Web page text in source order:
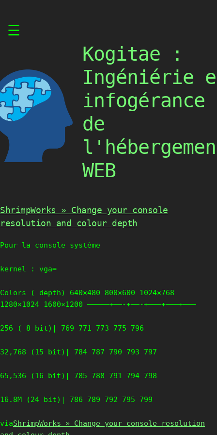
☰
Kogitae :
Ingéniérie
infogérance
de
WEB
ShrimpWorks » Change your console
resolution and colour depth
Pour la console système
kernel : vga=
Colors ( depth) 640×480 800×600 1024×768
1280×1024 1600×1200 —————+——-+——-+——–+———+———
256 ( 8 bit)| 769 771 773 775 796
32,768 (15 bit)| 784 787 790 793 797
65,536 (16 bit)| 785 788 791 794 798
16.8M (24 bit)| 786 789 792 795 799
viaShrimpWorks » Change your console resolution